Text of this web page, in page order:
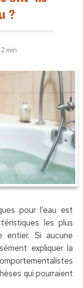
?
min
pour l’eau est
les plus
entier. Si aucune
expliquer la
qui pourraient